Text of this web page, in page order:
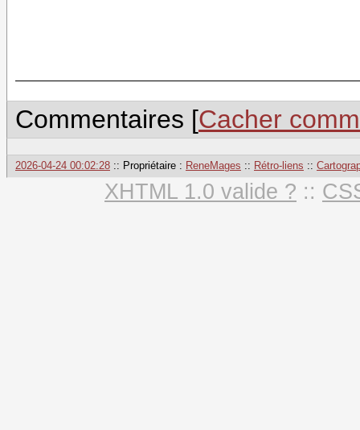
Commentaires [Cacher
2026-04-24 00:02:28 :: Propriétaire : ReneMages :: Rétro-liens ::
XHTML 1.0 valide ? ::